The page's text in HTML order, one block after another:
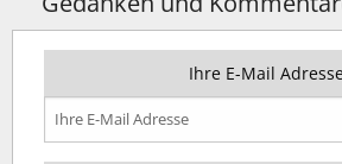
Ihre E-Mail